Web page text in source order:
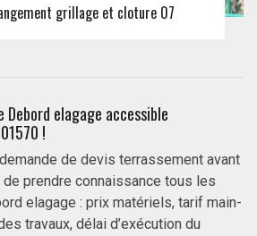
grillage et cloture 07
elagage accessible
!
de devis terrassement avant
prendre connaissance tous les
elagage : prix matériels, tarif main-
travaux, délai d’exécution du